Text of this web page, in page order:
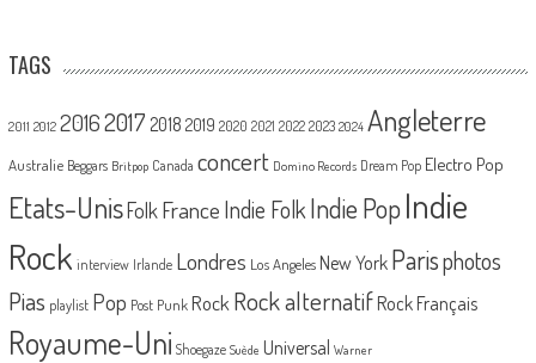
TAGS
2011 2012 20162017 2018 2019 2020 2021 2022 2023 2024 Angleterre
Australie Beggars Britpop Canada concert Domino Records Dream Pop Electro Pop
Etats-UnisFolk France Indie Folk Indie PopIndie
Rock interview Irlande Londres Los Angeles New York Parisphotos
Pias playlist Pop Post Punk Rock Rock alternatif Rock Français
Royaume-Uni Shoegaze Suède Universal Warner